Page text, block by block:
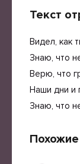
Текст
Видел, как
Знаю, что
Верю, что
Наши дни и
Знаю, что